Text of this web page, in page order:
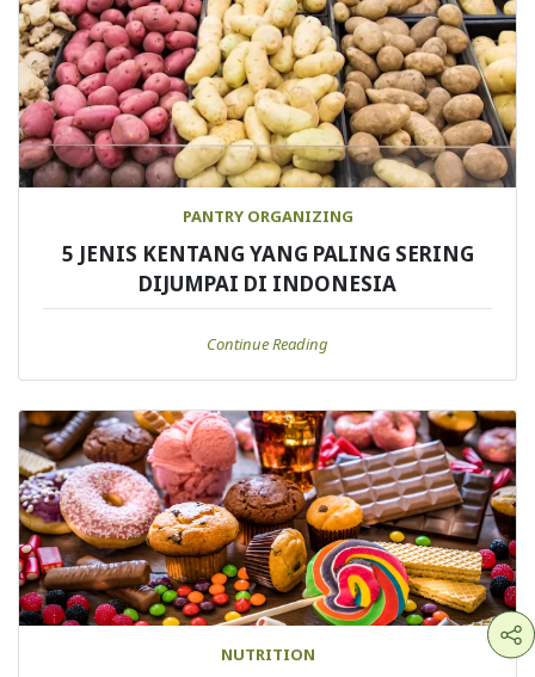
PANTRY ORGANIZING
5 JENIS KENTANG YANG PALING SERING
DIJUMPAI DI INDONESIA
Continue Reading
NUTRITION